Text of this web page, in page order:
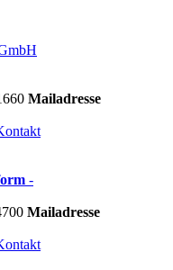
Mailadresse
-
Mailadresse